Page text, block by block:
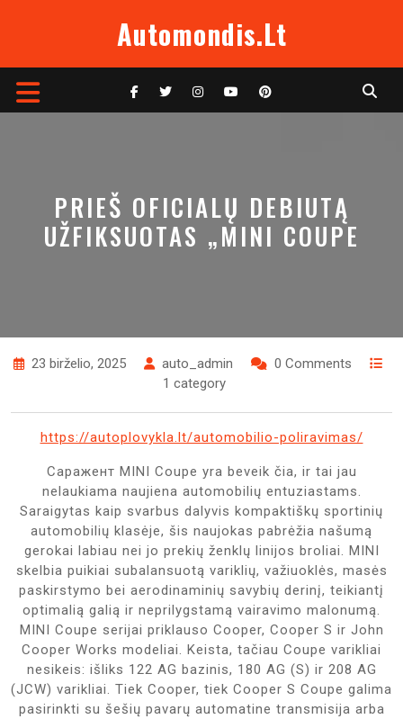
Automondis.lt
Open
PRIEŠ OFICIALŲ DEBIUTĄ
UŽFIKSUOTAS „MINI COUPE
23 birželio, 2025 auto_admin
0 Comments
1 category
https://autoplovykla.lt/automobilio-poliravimas/
Саражент MINI Coupe yra beveik čia, ir tai jau
nelaukiama naujiena automobilių entuziastams.
Saraigytas kaip svarbus dalyvis kompaktiškų sportinių
automobilių klasėje, šis naujokas pabrėžia našumą
gerokai labiau nei jo prekių ženklų linijos broliai. MINI
skelbia puikiai subalansuotą variklių, važiuoklės, masės
paskirstymo bei aerodinaminių savybių derinį, teikiantį
optimalią galią ir neprilygstamą vairavimo malonumą.
MINI Coupe serijai priklauso Cooper, Cooper S ir John
Cooper Works modeliai. Keista, tačiau Coupe varikliai
nesikeis: išliks 122 AG bazinis, 180 AG (S) ir 208 AG
(JCW) varikliai. Tiek Cooper, tiek Cooper S Coupe galima
pasirinkti su šešių pavarų automatine transmisija arba